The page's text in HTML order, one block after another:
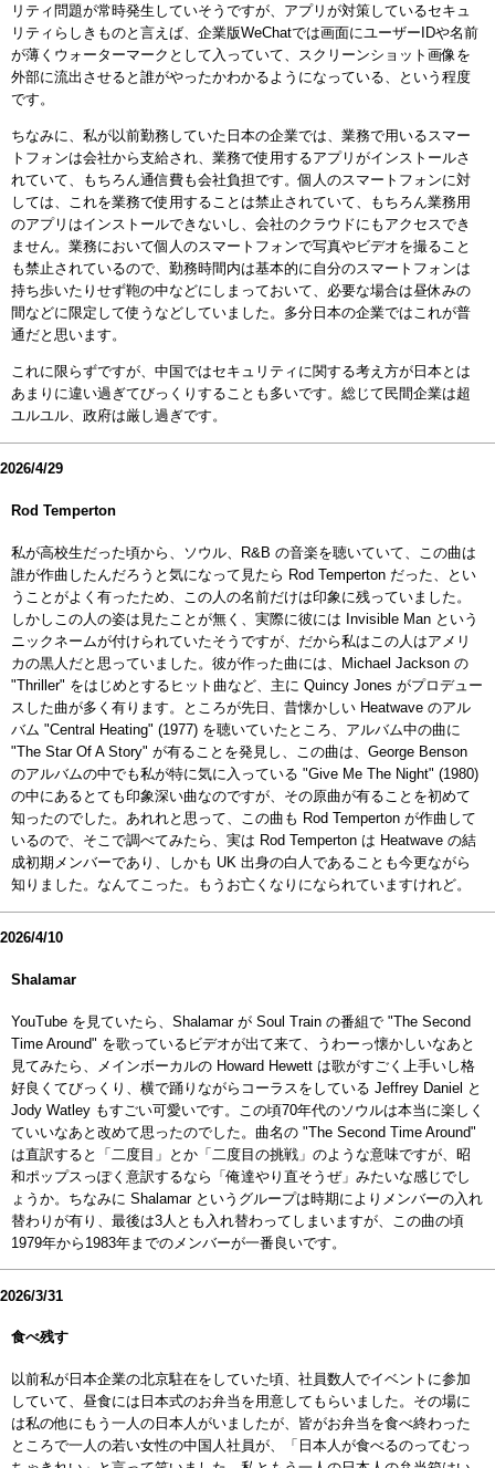
リティ問題が常時発生していそうですが、アプリが対策しているセキュ
リティらしきものと言えば、企業版WeChatでは画面にユーザーIDや名前
が薄くウォーターマークとして入っていて、スクリーンショット画像を
外部に流出させると誰がやったかわかるようになっている、という程度
です。
ちなみに、私が以前勤務していた日本の企業では、業務で用いるスマー
トフォンは会社から支給され、業務で使用するアプリがインストールさ
れていて、もちろん通信費も会社負担です。個人のスマートフォンに対
しては、これを業務で使用することは禁止されていて、もちろん業務用
のアプリはインストールできないし、会社のクラウドにもアクセスでき
ません。業務において個人のスマートフォンで写真やビデオを撮ること
も禁止されているので、勤務時間内は基本的に自分のスマートフォンは
持ち歩いたりせず鞄の中などにしまっておいて、必要な場合は昼休みの
間などに限定して使うなどしていました。多分日本の企業ではこれが普
通だと思います。
これに限らずですが、中国ではセキュリティに関する考え方が日本とは
あまりに違い過ぎてびっくりすることも多いです。総じて民間企業は超
ユルユル、政府は厳し過ぎです。
2026/4/29
Rod Temperton
私が高校生だった頃から、ソウル、R&B の音楽を聴いていて、この曲は
誰が作曲したんだろうと気になって見たら Rod Temperton だった、とい
うことがよく有ったため、この人の名前だけは印象に残っていました。
しかしこの人の姿は見たことが無く、実際に彼には Invisible Man という
ニックネームが付けられていたそうですが、だから私はこの人はアメリ
カの黒人だと思っていました。彼が作った曲には、Michael Jackson の
"Thriller" をはじめとするヒット曲など、主に Quincy Jones がプロデュー
スした曲が多く有ります。ところが先日、昔懐かしい Heatwave のアル
バム "Central Heating" (1977) を聴いていたところ、アルバム中の曲に
"The Star Of A Story" が有ることを発見し、この曲は、George Benson
のアルバムの中でも私が特に気に入っている "Give Me The Night" (1980)
の中にあるとても印象深い曲なのですが、その原曲が有ることを初めて
知ったのでした。あれれと思って、この曲も Rod Temperton が作曲して
いるので、そこで調べてみたら、実は Rod Temperton は Heatwave の結
成初期メンバーであり、しかも UK 出身の白人であることも今更ながら
知りました。なんてこった。もうお亡くなりになられていますけれど。
2026/4/10
Shalamar
YouTube を見ていたら、Shalamar が Soul Train の番組で "The Second
Time Around" を歌っているビデオが出て来て、うわーっ懐かしいなあと
見てみたら、メインボーカルの Howard Hewett は歌がすごく上手いし格
好良くてびっくり、横で踊りながらコーラスをしている Jeffrey Daniel と
Jody Watley もすごい可愛いです。この頃70年代のソウルは本当に楽しく
ていいなあと改めて思ったのでした。曲名の "The Second Time Around"
は直訳すると「二度目」とか「二度目の挑戦」のような意味ですが、昭
和ポップスっぽく意訳するなら「俺達やり直そうぜ」みたいな感じでし
ょうか。ちなみに Shalamar というグループは時期によりメンバーの入れ
替わりが有り、最後は3人とも入れ替わってしまいますが、この曲の頃
1979年から1983年までのメンバーが一番良いです。
2026/3/31
食べ残す
以前私が日本企業の北京駐在をしていた頃、社員数人でイベントに参加
していて、昼食には日本式のお弁当を用意してもらいました。その場に
は私の他にもう一人の日本人がいましたが、皆がお弁当を食べ終わった
ところで一人の若い女性の中国人社員が、「日本人が食べるのってむっ